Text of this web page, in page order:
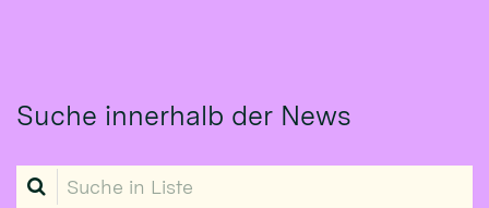
Suche innerhalb der News
Suche in Liste